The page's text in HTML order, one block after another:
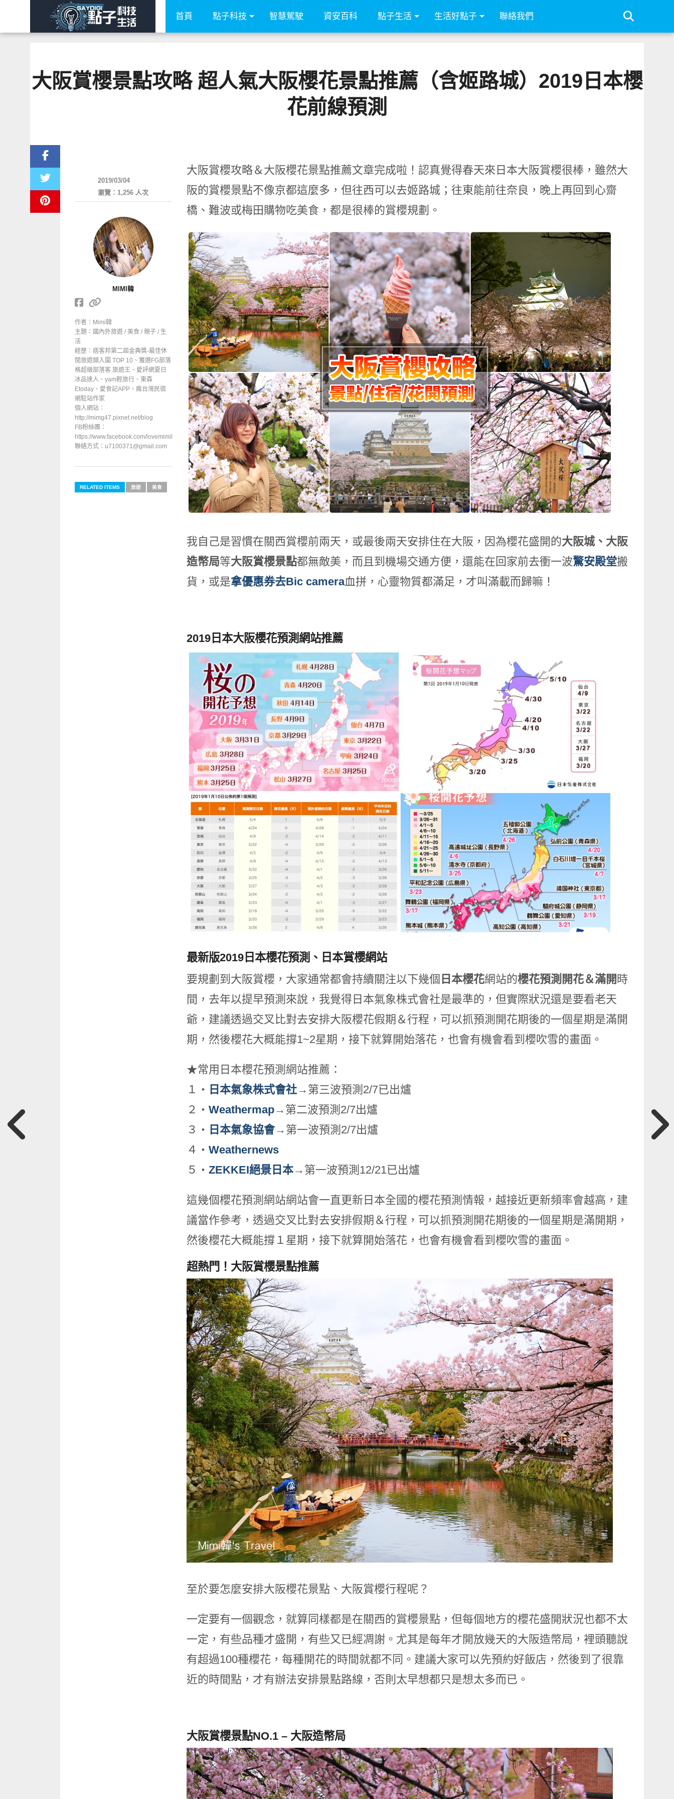
首頁 點子科技 智慧駕駛 資安百科 點子生活 生活好點子 聯絡我們
大阪賞櫻景點攻略 超人氣大阪櫻花景點推薦（含姬路城）2019日本櫻
花前線預測
大阪賞櫻攻略＆大阪櫻花景點推薦文章完成啦！認真覺得春天來日本大阪賞櫻很棒，雖然大
阪的賞櫻景點不像京都這麼多，但往西可以去姬路城；往東能前往奈良，晚上再回到心齋
橋、難波或梅田購物吃美食，都是很棒的賞櫻規劃。
我自己是習慣在關西賞櫻前兩天，或最後兩天安排住在大阪，因為櫻花盛開的大阪城、大阪
造幣局等大阪賞櫻景點都無敵美，而且到機場交通方便，還能在回家前去衝一波驚安殿堂搬
貨，或是拿優惠券去Bic camera血拼，心靈物質都滿足，才叫滿載而歸嘛！
2019日本大阪櫻花預測網站推薦
最新版2019日本櫻花預測、日本賞櫻網站
要規劃到大阪賞櫻，大家通常都會持續關注以下幾個 日本櫻花網站的櫻花預測開花＆滿開 時
間，去年以提早預測來說，我覺得日本氣象株式會社是最準的，但實際狀況還是要看老天
爺，建議透過交叉比對去安排大阪櫻花假期＆行程，可以抓預測開花期後的一個星期是滿開
期，然後櫻花大概能撐1~2星期，接下就算開始落花，也會有機會看到櫻吹雪的畫面。
★常用日本櫻花預測網站推薦：
１・ 日本氣象株式會社→第三波預測2/7已出爐
２・ Weathermap→第二波預測2/7出爐
３・ 日本氣象協會→第一波預測2/7出爐
４・ Weathernews
５・ ZEKKEI絕景日本→第一波預測12/21已出爐
這幾個櫻花預測網站網站會一直更新日本全國的櫻花預測情報，越接近更新頻率會越高，建
議當作參考，透過交叉比對去安排假期＆行程，可以抓預測開花期後的一個星期是滿開期，
然後櫻花大概能撐１星期，接下就算開始落花，也會有機會看到櫻吹雪的畫面。
超熱門！大阪賞櫻景點推薦
至於要怎麼安排大阪櫻花景點、大阪賞櫻行程呢？
一定要有一個觀念，就算同樣都是在關西的賞櫻景點，但每個地方的櫻花盛開狀況也都不太
一定，有些品種才盛開，有些又已經凋謝。尤其是每年才開放幾天的大阪造幣局，裡頭聽說
有超過100種櫻花，每種開花的時間就都不同。建議大家可以先預約好飯店，然後到了很靠
近的時間點，才有辦法安排景點路線，否則太早想都只是想太多而已。
大阪賞櫻景點NO.1 – 大阪造幣局
2019/03/04
瀏覽：1,256 人次
MIMI韓
作者：Mimi韓
主題：國內外旅遊 / 美食 / 親子 / 生
活
經歷：痞客邦第二屆金典獎-最佳休
閒旅遊類入圍 TOP 10、獲選FG部落
格超級部落客 旅遊王、愛評網夏日
冰品達人、yam輕旅行、東森
Etoday、愛食記APP、瘋台灣民宿
網駐站作家
個人網站：
http://mimg47.pixnet.net/blog
FB粉絲團：
https://www.facebook.com/lovemimiHan
聯絡方式：u7100371@gmail.com
RELATED ITEMS 旅遊 美食